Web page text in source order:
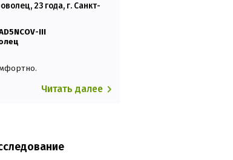
23 года, г. Санкт-
III
Читать далее